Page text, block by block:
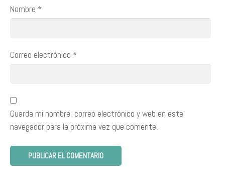
Nombre *
Correo electrónico *
Guarda mi nombre, correo electrónico y web en este
navegador para la próxima vez que comente.